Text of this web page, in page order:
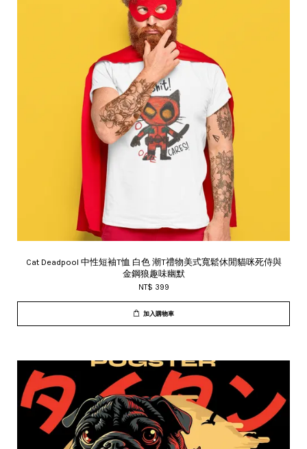
Cat Deadpool 中性短袖T恤 白色 潮T禮物美式寬鬆休閒貓咪死侍與
金鋼狼趣味幽默
NT$ 399
加入購物車